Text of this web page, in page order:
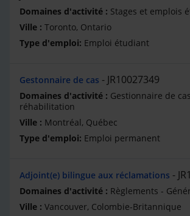
Stages et emplois
Toronto, Ontario
Emploi étudiant
Gestonnaire de cas JR10027349
Gestionnaire de
réhabilitation
Montréal, Québec
Emploi permanent
Adjoint(e) bilingue aux réclamations
Règlements -
Vancouver, Colombie-Britannique